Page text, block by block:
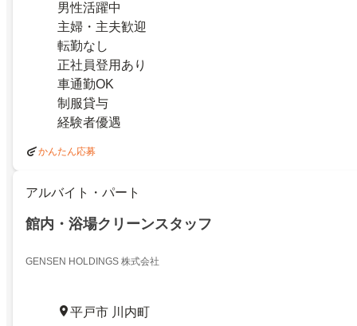
男性活躍中
主婦・主夫歓迎
転勤なし
正社員登用あり
車通勤OK
制服貸与
経験者優遇
かんたん応募
アルバイト・パート
館内・浴場クリーンスタッフ
GENSEN HOLDINGS 株式会社
平戸市 川内町